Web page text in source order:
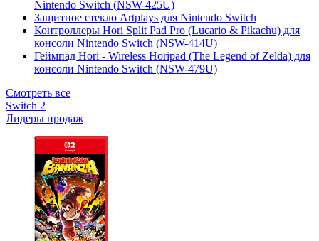
Nintendo Switch (NSW-425U)
Защитное стекло Artplays для Nintendo Switch
Контроллеры Hori Split Pad Pro (Lucario & Pikachu) для
консоли Nintendo Switch (NSW-414U)
Геймпад Hori - Wireless Horipad (The Legend of Zelda) для
консоли Nintendo Switch (NSW-479U)
Смотреть все
Switch 2
Лидеры продаж